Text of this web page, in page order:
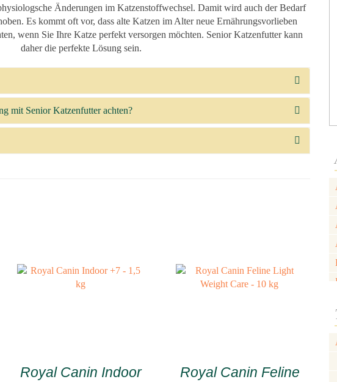
Änderungen im Katzenstoffwechsel. Damit wird auch der Bedarf
Es kommt oft vor, dass alte Katzen im Alter neue Ernährungsvorlieben
wenn Sie Ihre Katze perfekt versorgen möchten. Senior Katzenfutter kann
daher die perfekte Lösung sein.
mit Senior Katzenfutter achten?
Royal Canin Indoor
Royal Canin Feline